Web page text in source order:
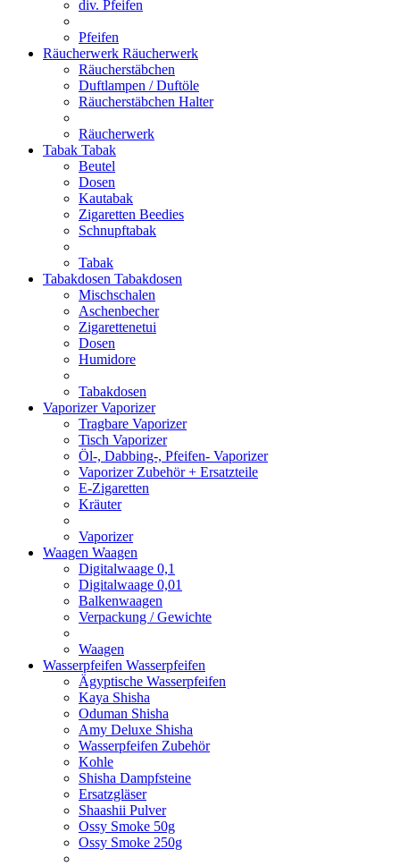
div. Pfeifen
Pfeifen
Räucherwerk Räucherwerk
Räucherstäbchen
Duftlampen / Duftöle
Räucherstäbchen Halter
Räucherwerk
Tabak Tabak
Beutel
Dosen
Kautabak
Zigaretten Beedies
Schnupftabak
Tabak
Tabakdosen Tabakdosen
Mischschalen
Aschenbecher
Zigarettenetui
Dosen
Humidore
Tabakdosen
VaporizerVaporizer
Tragbare Vaporizer
Tisch Vaporizer
Öl-, Dabbing-, Pfeifen- Vaporizer
Vaporizer Zubehör + Ersatzteile
E-Zigaretten
Kräuter
Vaporizer
Waagen Waagen
Digitalwaage 0,1
Digitalwaage 0,01
Balkenwaagen
Verpackung / Gewichte
Waagen
Wasserpfeifen Wasserpfeifen
Ägyptische Wasserpfeifen
Kaya Shisha
Oduman Shisha
Amy Deluxe Shisha
Wasserpfeifen Zubehör
Kohle
Shisha Dampfsteine
Ersatzgläser
Shaashii Pulver
Ossy Smoke 50g
Ossy Smoke 250g